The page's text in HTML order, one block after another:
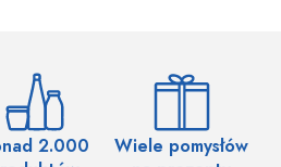
2.000
Wiele pomysłów